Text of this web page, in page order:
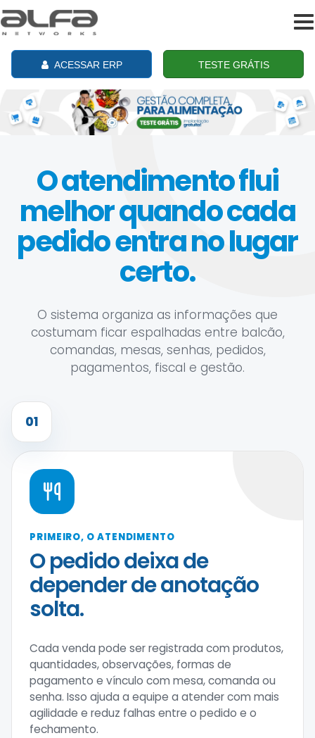
ACESSAR ERP TESTE GRÁTIS
O atendimento flui
melhor quando cada
pedido entra no lugar
certo.
O sistema organiza as informações que
costumam ficar espalhadas entre balcão,
comandas, mesas, senhas, pedidos,
pagamentos, fiscal e gestão.
01
PRIMEIRO, O ATENDIMENTO
O pedido deixa de
depender de anotação
solta.
Cada venda pode ser registrada com produtos,
quantidades, observações, formas de
pagamento e vínculo com mesa, comanda ou
senha. Isso ajuda a equipe a atender com mais
agilidade e reduz falhas entre o pedido e o
fechamento.